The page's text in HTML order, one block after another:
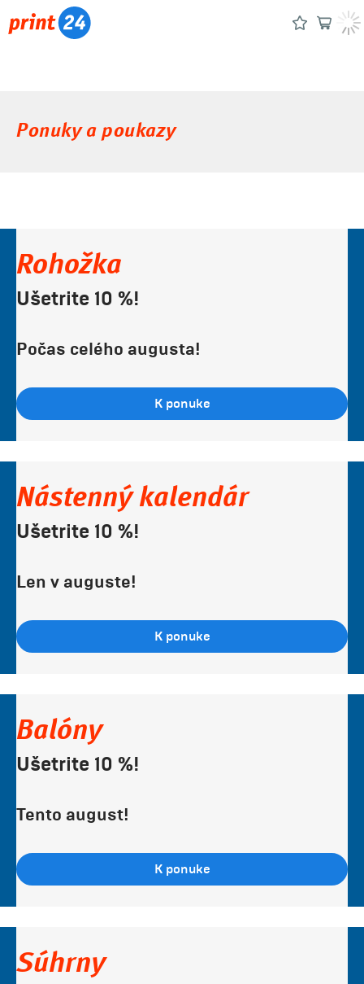
Ponuky a poukazy
Rohožka
Ušetrite 10 %!
Počas celého augusta!
K ponuke
Nástenný kalendár
Ušetrite 10 %!
Len v auguste!
K ponuke
Balóny
Ušetrite 10 %!
Tento august!
K ponuke
Súhrny